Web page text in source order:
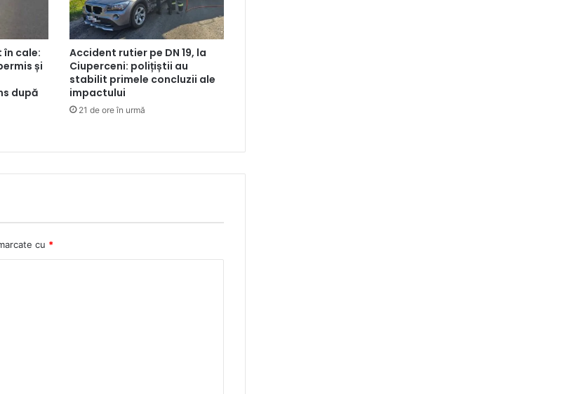
cale:
și
după
Accident rutier pe DN 19, la
Ciuperceni: polițiștii au
stabilit primele concluzii ale
impactului
21 de ore în urmă
cu *